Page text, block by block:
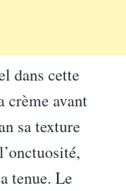
dans cette
crème avant
sa texture
tenue. Le